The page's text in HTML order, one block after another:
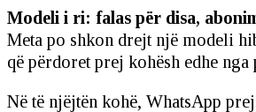
Modeli i ri: falas për disa,
Meta po shkon drejt një modeli
që përdoret prej kohësh edhe
Në të njëjtën kohë, WhatsApp